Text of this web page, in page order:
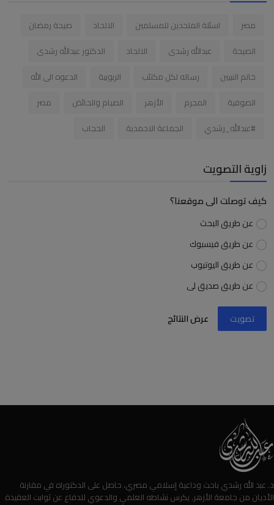
مصر اسئلة الملحدين للمسلمين الالحاد
صيحة رمضان
الصيحة
عبدالله رشدى الالحاد
الدكتور عبدالله رشدى
خاتم النبيين
رساله لكل مكتئب الربوبية
الدعوه الى الله
الصوفية
المجرم الأزهر الصيام والحائض
مصر
#عبدالله_رشدي
الجماعة الاحمدية الحجاب
زاوية التصويت
كيف توصلت الى موقعنا؟
عن طريق البحث
عن طريق فيسبوك
عن طريق اليوتيوب
عن طريق صديق لى
تصويت عرض النتائج
د. عبد الله رشدي باحث وداعية إسلامي مصري، حاصل على الدكتوراه في مقارنة
الأديان من جامعة الأزهر. يكرس نشاطه العلمي والدعوي للدفاع عن ثوابت العقيدة